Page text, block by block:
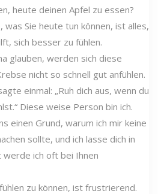
heute deinen Apfel zu essen?
was Sie heute tun können, ist alles,
sich besser zu fühlen.
glauben, werden sich diese
nicht so schnell gut anfühlen.
einmal: „Ruh dich aus, wenn du
Diese weise Person bin ich.
einen Grund, warum ich mir keine
sollte, und ich lasse dich in
werde ich oft bei Ihnen
zu können, ist frustrierend.